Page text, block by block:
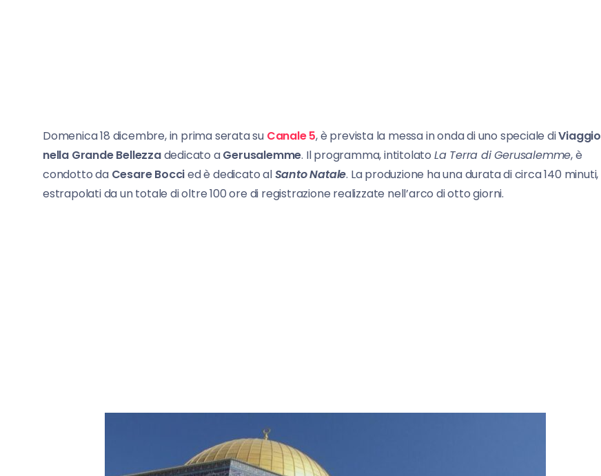
Domenica 18 dicembre, in prima serata su Canale 5, è prevista la messa in onda di uno speciale diViaggio
nella Grande Bellezzadedicato aGerusalemme. Il programma, intitolato La Terra di Gerusalemme, è
condotto da Cesare Boccied è dedicato alSanto Natale. La produzione ha una durata di circa 140 minuti,
estrapolati da un totale di oltre 100 ore di registrazione realizzate nell’arco di otto giorni.